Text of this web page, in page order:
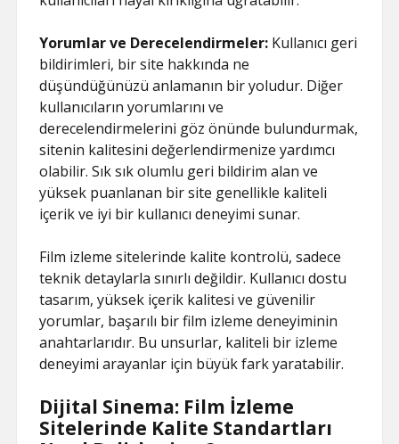
Yorumlar ve Derecelendirmeler: Kullanıcı geri
bildirimleri, bir site hakkında ne
düşündüğünüzü anlamanın bir yoludur. Diğer
kullanıcıların yorumlarını ve
derecelendirmelerini göz önünde bulundurmak,
sitenin kalitesini değerlendirmenize yardımcı
olabilir. Sık sık olumlu geri bildirim alan ve
yüksek puanlanan bir site genellikle kaliteli
içerik ve iyi bir kullanıcı deneyimi sunar.
Film izleme sitelerinde kalite kontrolü, sadece
teknik detaylarla sınırlı değildir. Kullanıcı dostu
tasarım, yüksek içerik kalitesi ve güvenilir
yorumlar, başarılı bir film izleme deneyiminin
anahtarlarıdır. Bu unsurlar, kaliteli bir izleme
deneyimi arayanlar için büyük fark yaratabilir.
Dijital Sinema: Film İzleme
Sitelerinde Kalite Standartları